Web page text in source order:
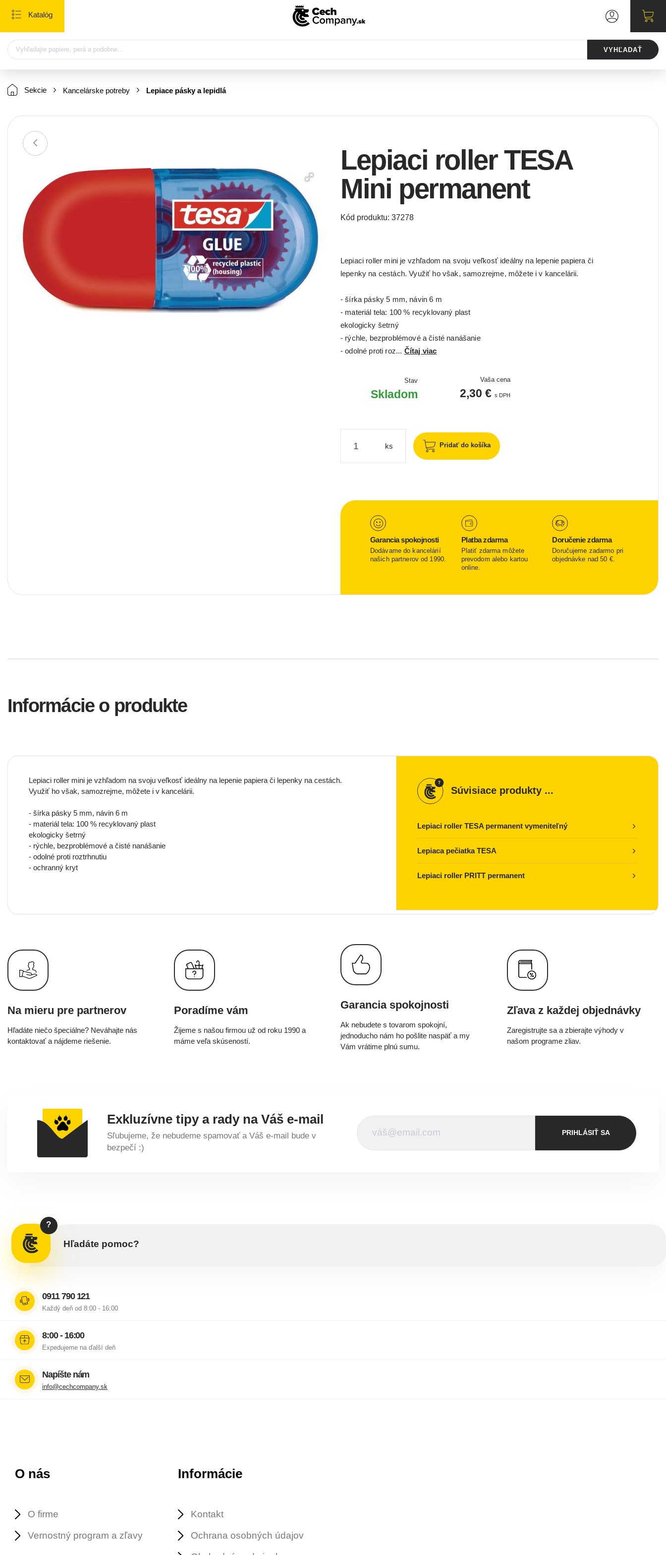
Katalóg
VYHĽADAŤ
?
Hľadáte pomoc?
0911 790 121
Každý deň od 8:00 - 16:00
8:00 - 16:00
Expedujeme na ďalší deň
Napíšte nám
info@cechcompany.sk
Sekcie Kancelárske potreby Lepiace pásky a lepidlá
Lepiaci roller TESA
Mini permanent
Kód produktu: 37278
Lepiaci roller mini je vzhľadom na svoju veľkosť ideálny na lepenie papiera či
lepenky na cestách. Využiť ho však, samozrejme, môžete i v kancelárii.
- šírka pásky 5 mm, návin 6 m
- materiál tela: 100 % recyklovaný plast
ekologicky šetrný
- rýchle, bezproblémové a čisté nanášanie
- odolné proti roz... Čítaj viac
Stav
Skladom
Vaša cena
2,30 € s DPH
ks Pridať do košíka
Garancia spokojnosti
Dodávame do kancelárií
našich partnerov od 1990.
Platba zdarma
Platiť zdarma môžete
prevodom alebo kartou
online.
Doručenie zdarma
Doručujeme zadarmo pri
objednávke nad 50 €.
Informácie o produkte
Lepiaci roller mini je vzhľadom na svoju veľkosť ideálny na lepenie papiera či lepenky na cestách.
Využiť ho však, samozrejme, môžete i v kancelárii.
- šírka pásky 5 mm, návin 6 m
- materiál tela: 100 % recyklovaný plast
ekologicky šetrný
- rýchle, bezproblémové a čisté nanášanie
- odolné proti roztrhnutiu
- ochranný kryt
Súvisiace produkty ...
Lepiaci roller TESA permanent vymeniteľný
Lepiaca pečiatka TESA
Lepiaci roller PRITT permanent
Na mieru pre partnerov
Hľadáte niečo špeciálne? Neváhajte nás
kontaktovať a nájdeme riešenie.
Poradíme vám
Žijeme s našou firmou už od roku 1990 a
máme veľa skúseností.
Garancia spokojnosti
Ak nebudete s tovarom spokojní,
jednoducho nám ho pošlite naspäť a my
Vám vrátime plnú sumu.
Zľava z každej objednávky
Zaregistrujte sa a zbierajte výhody v
našom programe zliav.
Exkluzívne tipy a rady na Váš e-mail
Sľubujeme, že nebudeme spamovať a Váš e-mail bude v
bezpečí :)
PRIHLÁSIŤ SA
O nás
O firme
Vernostný program a zľavy
Informácie
Kontakt
Ochrana osobných údajov